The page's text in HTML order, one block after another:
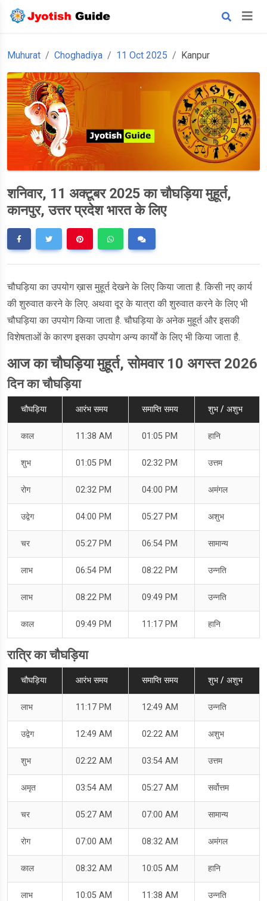
Muhurat Choghadiya 11 Oct 2025 Kanpur
शनिवार, 11 अक्टूबर 2025 का चौघड़िया मुहूर्त,
कानपुर, उत्तर प्रदेश भारत के लिए
चौघड़िया का उपयोग ख़ास मुहूर्त देखने के लिए किया जाता है. किसी नए कार्य
की शुरुवात करने के लिए. अथवा दूर के यात्रा की शुरुवात करने के लिए भी
चौघड़िया का उपयोग किया जाता है. चौघड़िया के अनेक मुहूर्त और इसकी
विशेषताओं के कारण इसका उपयोग अन्य कार्यों के लिए भी किया जाता है.
आज का चौघड़िया मुहूर्त, सोमवार 10 अगस्त 2026
दिन का चौघड़िया
चौघड़िया आरंभ समय समाप्ति समय शुभ / अशुभ
काल 11:38 AM 01:05 PM हानि
शुभ 01:05 PM 02:32 PM उत्तम
रोग 02:32 PM 04:00 PM अमंगल
उद्वेग 04:00 PM 05:27 PM अशुभ
चर 05:27 PM 06:54 PM सामान्य
लाभ 06:54 PM 08:22 PM उन्नति
लाभ 08:22 PM 09:49 PM उन्नति
काल 09:49 PM 11:17 PM हानि
रात्रि का चौघड़िया
चौघड़िया आरंभ समय समाप्ति समय शुभ / अशुभ
लाभ 11:17 PM 12:49 AM उन्नति
उद्वेग 12:49 AM 02:22 AM अशुभ
शुभ 02:22 AM 03:54 AM उत्तम
अमृत 03:54 AM 05:27 AM सर्वोत्तम
चर 05:27 AM 07:00 AM सामान्य
रोग 07:00 AM 08:32 AM अमंगल
काल 08:32 AM 10:05 AM हानि
लाभ 10:05 AM 11:38 AM उन्नति